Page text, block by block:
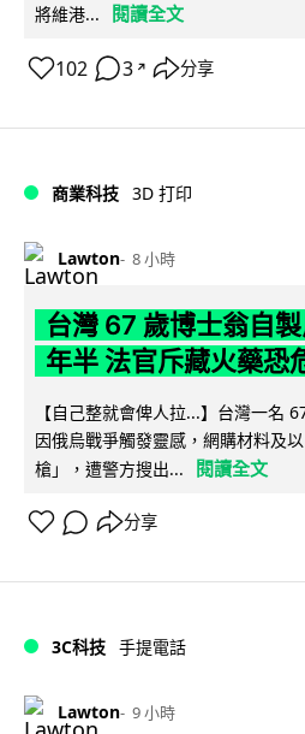
將維港...
閱讀全文
102 3 ↗ 分享
商業科技 3D 打印
Lawton 8 小時
台灣 67 歲博士翁自
年半 法官斥藏火藥恐
【自己整就會俾人拉...】台灣一名
因俄烏戰爭觸發靈感，網購材料及
槍」，遭警方搜出...
閱讀全文
分享
3C科技 手提電話
Lawton 9 小時